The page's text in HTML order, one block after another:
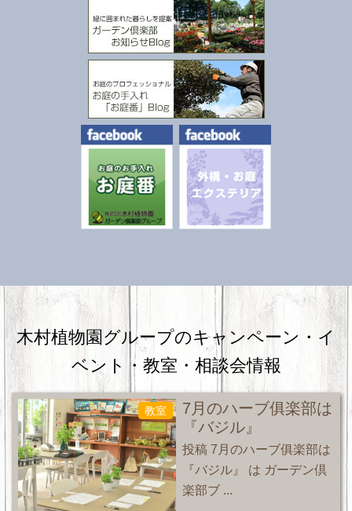
木村植物園グループのキャンペーン・ イ
ベント・教室・相談会情報
教室
7月のハーブ俱楽部は
『バジル』
投稿 7月のハーブ俱楽部は
『バジル』 は ガーデン倶
楽部ブ ...